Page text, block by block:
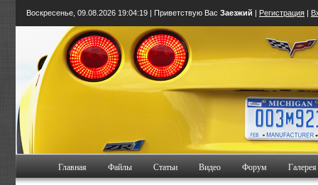
Воскресенье, 09.08.2026 19:04:19 | Приветствую Вас Заезжий | Регистрация |
Главная Файлы Статьи Видео Форум Галерея